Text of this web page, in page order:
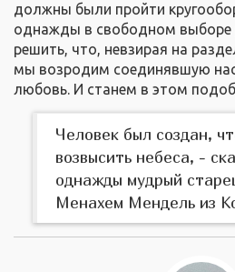
должны были пройти
однажды в свободном выборе
решить, что, невзирая на
мы возродим соединявшую
любовь. И станем в этом
Человек был создан,
возвысить небеса, -
однажды мудрый
Менахем Мендель из